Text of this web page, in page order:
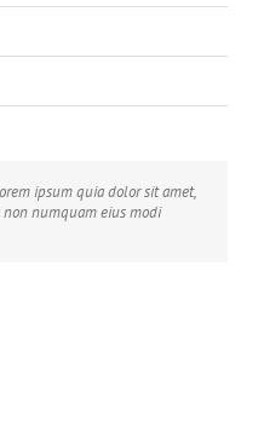
ipsum quia dolor sit amet,
numquam eius modi
id ligula facilisis laoreet eget
dui. Curabitur ac felis arcu